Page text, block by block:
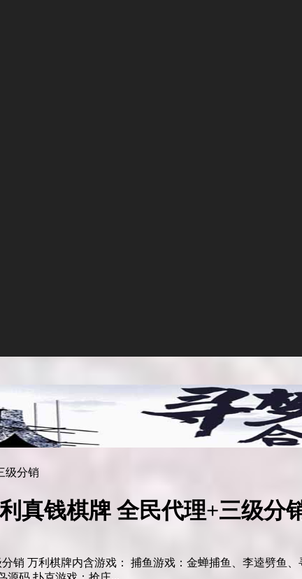
真钱棋牌 全民代理+三级分
销 万利棋牌内含游戏： 捕鱼游戏：金蝉捕鱼、李逵劈鱼